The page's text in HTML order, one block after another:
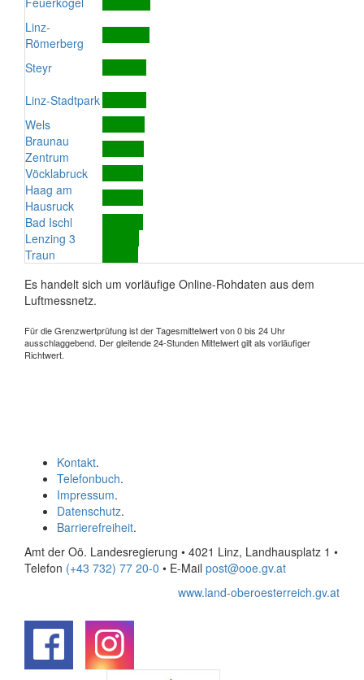
Linz-
Römerberg
Steyr
Linz-Stadtpark
Wels
Braunau
Zentrum
Vöcklabruck
Haag am
Hausruck
Bad Ischl
Lenzing 3
Traun
Es handelt sich um vorläufige Online-Rohdaten aus dem
Luftmessnetz.
Für die Grenzwertprüfung ist der Tagesmittelwert von 0 bis 24 Uhr
ausschlaggebend. Der gleitende 24-Stunden Mittelwert gilt als vorläufiger
Richtwert.
Kontakt.
Telefonbuch.
Impressum.
Datenschutz.
Barrierefreiheit.
Amt der Oö. Landesregierung • 4021 Linz, Landhausplatz 1 •
Telefon (+43 732) 77 20-0 • E-Mail post@ooe.gv.at
www.land-oberoesterreich.gv.at